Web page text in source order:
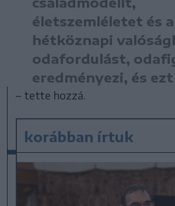
életszemléletet és a
hétköznapi
odafordulást,
eredményezi, és
– tette hozzá.
korábban írtuk